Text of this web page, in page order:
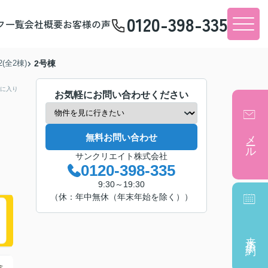
一覧会社概要お客様の声 0120-398-335
全2棟) 2号棟
入り
お気軽にお問い合わせください
無料お問い合わせ
サンクリエイト株式会社
0120-398-335
9:30～19:30
（休：年中無休（年末年始を除く））
メール